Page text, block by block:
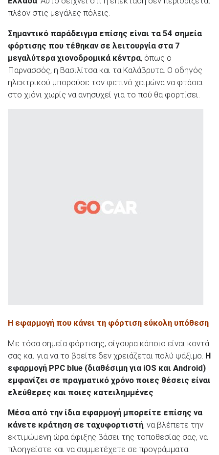
πλέον στις μεγάλες πόλεις.
Σημαντικό παράδειγμα επίσης είναι τα 54 σημεία
φόρτισης που τέθηκαν σε λειτουργία στα 7
μεγαλύτερα χιονοδρομικά κέντρα, όπως ο
Παρνασσός, η Βασιλίτσα και τα Καλάβρυτα. Ο οδηγός
ηλεκτρικού μπορούσε τον φετινό χειμώνα να φτάσει
στο χιόνι χωρίς να ανησυχεί για το πού θα φορτίσει.
Η εφαρμογή που κάνει τη φόρτιση εύκολη υπόθεση
Με τόσα σημεία φόρτισης, σίγουρα κάποιο είναι κοντά
σας και για να το βρείτε δεν χρειάζεται πολύ ψάξιμο. Η
εφαρμογή PPC blue (διαθέσιμη για iOS και Android)
εμφανίζει σε πραγματικό χρόνο ποιες θέσεις είναι
ελεύθερες και ποιες κατειλημμένες
Μέσα από την ίδια εφαρμογή μπορείτε επίσης να
κάνετε κράτηση σε ταχυφορτιστή, να βλέπετε την
εκτιμώμενη ώρα άφιξης βάσει της τοποθεσίας σας, να
πλοηγείστε και να συμμετέχετε σε προγράμματα